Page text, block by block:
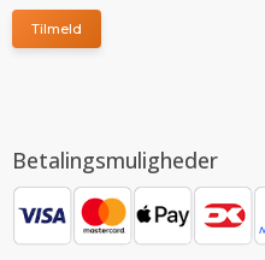
Tilmeld
Betalingsmuligheder